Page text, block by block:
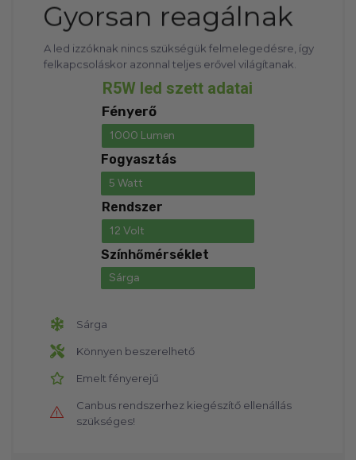
Gyorsan reagálnak
A led izzóknak nincs szükségük felmelegedésre, így
felkapcsoláskor azonnal teljes erővel világítanak.
R5W led szett adatai
Fényerő
1000 Lumen
Fogyasztás
5 Watt
Rendszer
12 Volt
Színhőmérséklet
Sárga
Sárga​
Könnyen beszerelhető
Emelt fényerejű
Canbus rendszerhez kiegészítő ellenállás
szükséges!